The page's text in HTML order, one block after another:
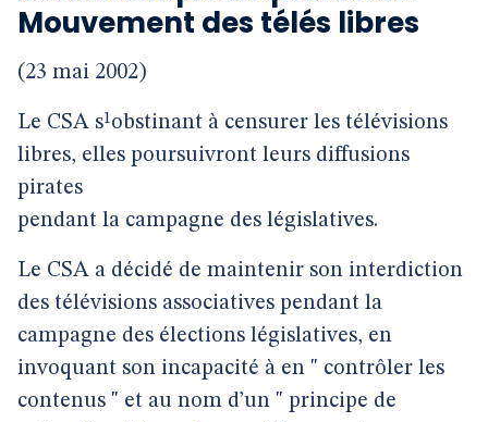
Mouvement des télés libres
(23 mai 2002)
Le CSA s¹obstinant à censurer les télévisions
libres, elles poursuivront leurs diffusions
pirates
pendant la campagne des législatives.
Le CSA a décidé de maintenir son interdiction
des télévisions associatives pendant la
campagne des élections législatives, en
invoquant son incapacité à en " contrôler les
contenus " et au nom d’un " principe de